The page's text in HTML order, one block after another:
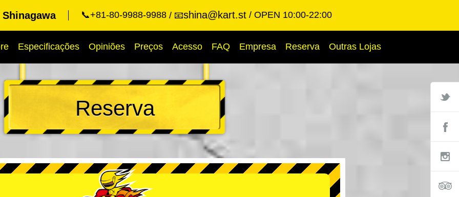
📞+81-80-9988-9988 📧shina@kart.st OPEN 10:00-22:00
Especificações Opiniões Preços Acesso FAQ Empresa Reserva Outras Lojas
Reserva